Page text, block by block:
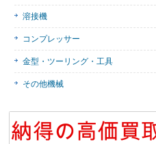
溶接機
コンプレッサー
金型・ツーリング・工具
その他機械